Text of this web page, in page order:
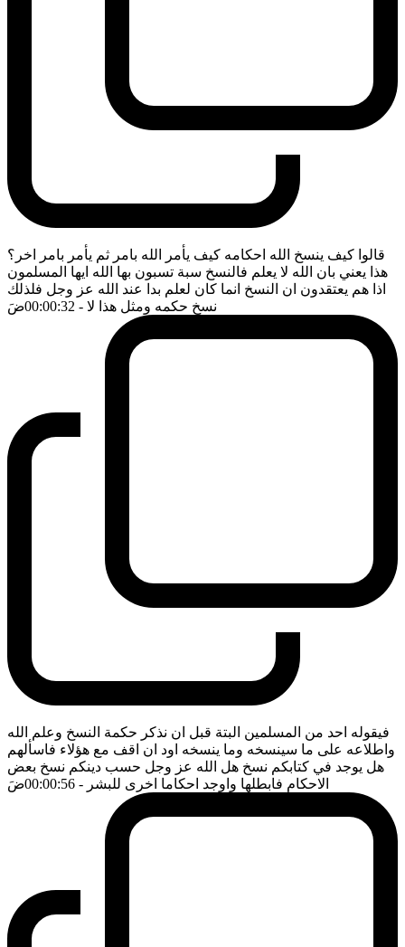
قالوا كيف ينسخ الله احكامه كيف يأمر الله بامر ثم يأمر بامر اخر؟
هذا يعني بان الله لا يعلم فالنسخ سبة تسبون بها الله ايها المسلمون
اذا هم يعتقدون ان النسخ انما كان لعلم بدا عند الله عز وجل فلذلك
نسخ حكمه ومثل هذا لا - 00:00:32 ضَ
فيقوله احد من المسلمين البتة قبل ان نذكر حكمة النسخ وعلم الله
واطلاعه على ما سينسخه وما ينسخه اود ان اقف مع هؤلاء فاسألهم
هل يوجد في كتابكم نسخ هل الله عز وجل حسب دينكم نسخ بعض
الاحكام فابطلها واوجد احكاما اخرى للبشر - 00:00:56 ضَ